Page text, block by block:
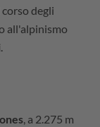
degli
all'alpinismo
.
, a 2.275 m